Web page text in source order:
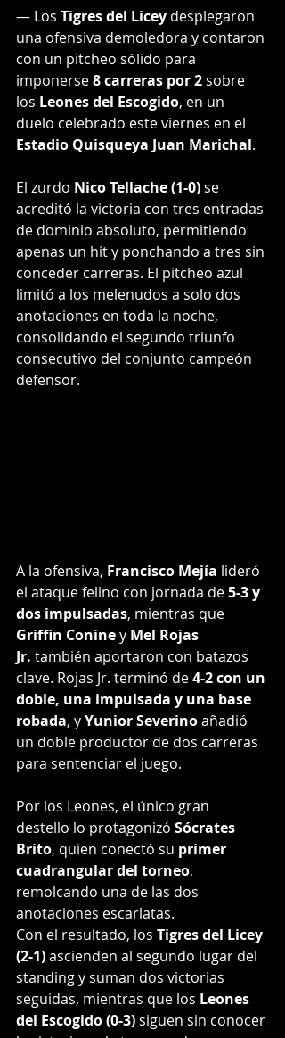
— Los Tigres del Licey desplegaron
una ofensiva demoledora y contaron
con un pitcheo sólido para
imponerse 8 carreras por 2 sobre
los Leones del Escogido, en un
duelo celebrado este viernes en el
Estadio Quisqueya Juan Marichal.
El zurdo Nico Tellache (1-0) se
acreditó la victoria con tres entradas
de dominio absoluto, permitiendo
apenas un hit y ponchando a tres sin
conceder carreras. El pitcheo azul
limitó a los melenudos a solo dos
anotaciones en toda la noche,
consolidando el segundo triunfo
consecutivo del conjunto campeón
defensor.
A la ofensiva, Francisco Mejía lideró
el ataque felino con jornada de 5-3 y
dos impulsadas, mientras que
Griffin Conine y Mel Rojas
Jr. también aportaron con batazos
clave. Rojas Jr. terminó de 4-2 con un
doble, una impulsada y una base
robada, y Yunior Severino añadió
un doble productor de dos carreras
para sentenciar el juego.
Por los Leones, el único gran
destello lo protagonizó Sócrates
Brito, quien conectó su primer
cuadrangular del torneo,
remolcando una de las dos
anotaciones escarlatas.
Con el resultado, los Tigres del Licey
(2-1) ascienden al segundo lugar del
standing y suman dos victorias
seguidas, mientras que los Leones
del Escogido (0-3) siguen sin conocer